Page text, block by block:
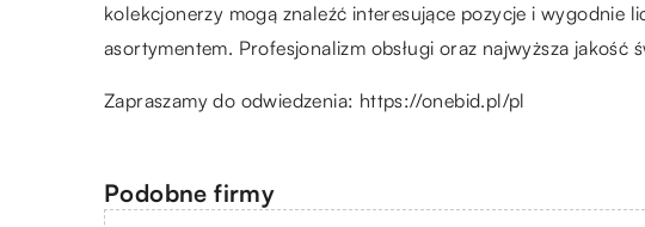
kolekcjonerzy mogą znaleźć interesujące pozycje i wygodnie
asortymentem. Profesjonalizm obsługi oraz najwyższa
Zapraszamy do odwiedzenia: https://onebid.pl/pl
Podobne firmy